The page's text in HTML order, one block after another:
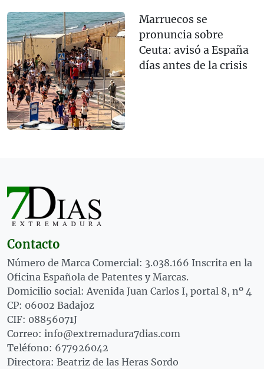
Marruecos se
pronuncia sobre
Ceuta: avisó a España
días antes de la crisis
Contacto
Número de Marca Comercial: 3.038.166 Inscrita en la
Oficina Española de Patentes y Marcas.
Domicilio social: Avenida Juan Carlos I, portal 8, nº 4
CP: 06002 Badajoz
CIF: 08856071J
Correo: info@extremadura7dias.com
Teléfono: 677926042
Directora: Beatriz de las Heras Sordo